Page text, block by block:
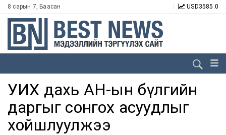
8 сарын 7, Баасан USD3585.0
УИХ дахь АН-ын бүлгийн
даргыг сонгох асуудлыг
хойшлуулжээ